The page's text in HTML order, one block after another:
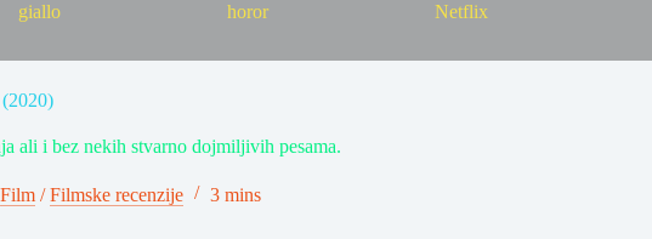
giallo horor Netflix
ali i bez nekih stvarno dojmiljivih pesama.
Film /Filmske recenzije 3 mins